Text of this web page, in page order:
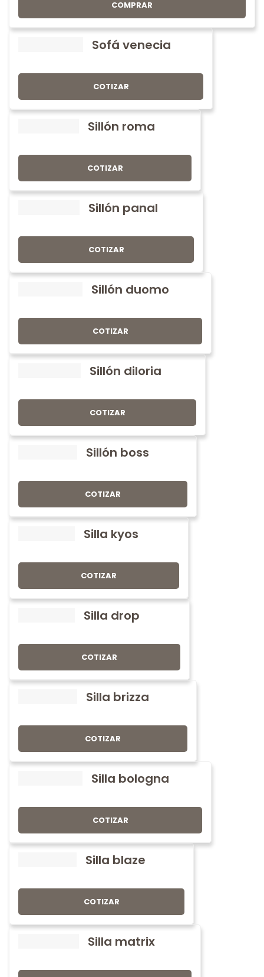
COMPRAR
Sofá venecia
COTIZAR
Sillón roma
COTIZAR
Sillón panal
COTIZAR
Sillón duomo
COTIZAR
Sillón diloria
COTIZAR
Sillón boss
COTIZAR
Silla kyos
COTIZAR
Silla drop
COTIZAR
Silla brizza
COTIZAR
Silla bologna
COTIZAR
Silla blaze
COTIZAR
Silla matrix